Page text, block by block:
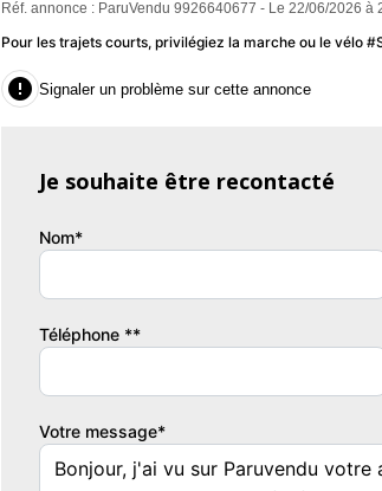
Peinture métallisée
Radar de recul
Rétroviseurs électriques
Intérieur
Banquette fractionnable
Climatisation automatique
Direction assistée
Ordinateur de bord
Prise 12V
Volant cuir
Sécurité
Réf. annonce : ParuVendu 9926640677 - Le 22/06/2026 à
Pour les trajets courts, privilégiez la marche ou le vélo
 Signaler un problème sur cette annonce
Je souhaite être recontacté
Nom*
Téléphone **
Votre message*